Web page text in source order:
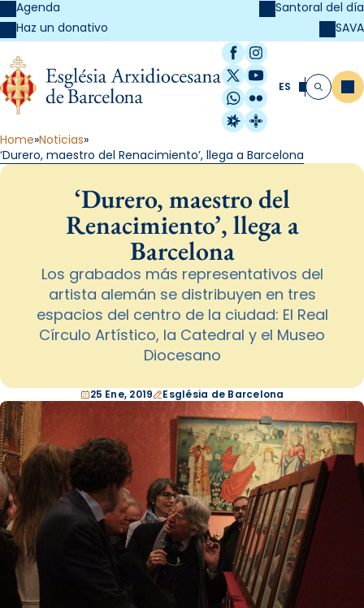
Agenda
Haz un donativo
Santoral del día
SAVA
Facebook
Instagram
X / Twitter
YouTube
WhatsApp
Flickr
Radio Estel
Catalunya
ES Buscar
Home Noticias
‘Durero, maestro del Renacimiento’, llega a Barcelona
‘Durero, maestro del
Renacimiento’, llega a
Barcelona
Los grabados más representativos del
artista alemán se distribuyen en tres
espacios del centro de la ciudad: El Real
Círculo Artístico, la Catedral y el Museo
Diocesano
25 Ene, 2019 Església de Barcelona